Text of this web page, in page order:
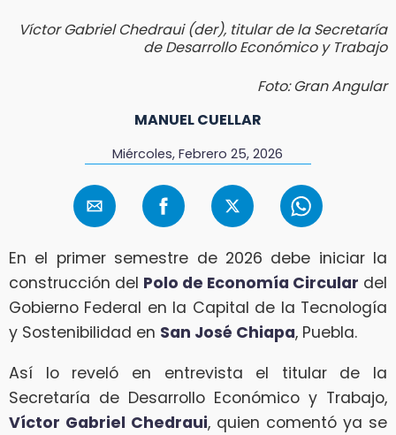
Víctor Gabriel Chedraui (der), titular de la Secretaría
de Desarrollo Económico y Trabajo
Foto: Gran Angular
MANUEL CUELLAR
Miércoles, Febrero 25, 2026
En el primer semestre de 2026 debe iniciar la
construcción del Polo de Economía Circular del
Gobierno Federal en la Capital de la Tecnología
y Sostenibilidad en San José Chiapa, Puebla.
Así lo reveló en entrevista el titular de la
Secretaría de Desarrollo Económico y Trabajo,
Víctor Gabriel Chedraui, quien comentó ya se